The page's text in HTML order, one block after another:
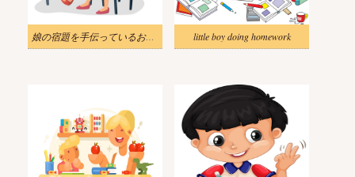
娘の宿題を手伝っているお母さんのイラスト little boy doing homework